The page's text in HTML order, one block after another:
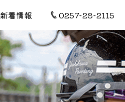
新着情報 0257-28-2115